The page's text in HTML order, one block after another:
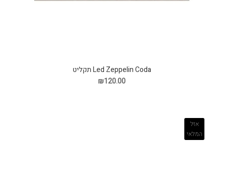
Led Zeppelin Coda תקליט
₪120.00
אזל
המלאי